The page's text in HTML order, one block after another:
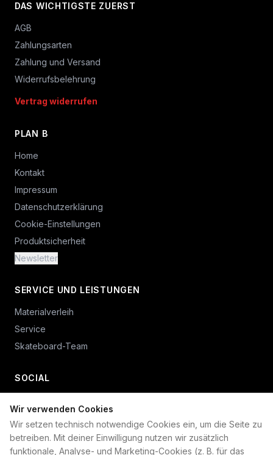
Wir verwenden Cookies
Wir setzen technisch notwendige Cookies ein, um die Seite zu
betreiben. Mit deiner Einwilligung nutzen wir zusätzlich
funktionale, Analyse- und Marketing-Cookies (z. B. für das
DAS WICHTIGSTE ZUERST
AGB
Zahlungsarten
Zahlung und Versand
Widerrufsbelehrung
Vertrag widerrufen
PLAN B
Home
Kontakt
Impressum
Datenschutzerklärung
Cookie-Einstellungen
Produktsicherheit
Newsletter
SERVICE UND LEISTUNGEN
Materialverleih
Service
Skateboard-Team
SOCIAL
+49 234 687 00 38
shop@plan-b-funsport.de